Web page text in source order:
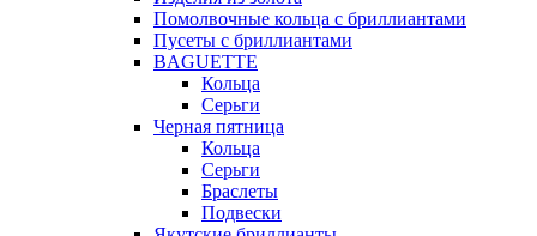
Помолвочные кольца с бриллиантами
Пусеты с бриллиантами
BAGUETTE
Кольца
Серьги
Черная пятница
Кольца
Серьги
Браслеты
Подвески